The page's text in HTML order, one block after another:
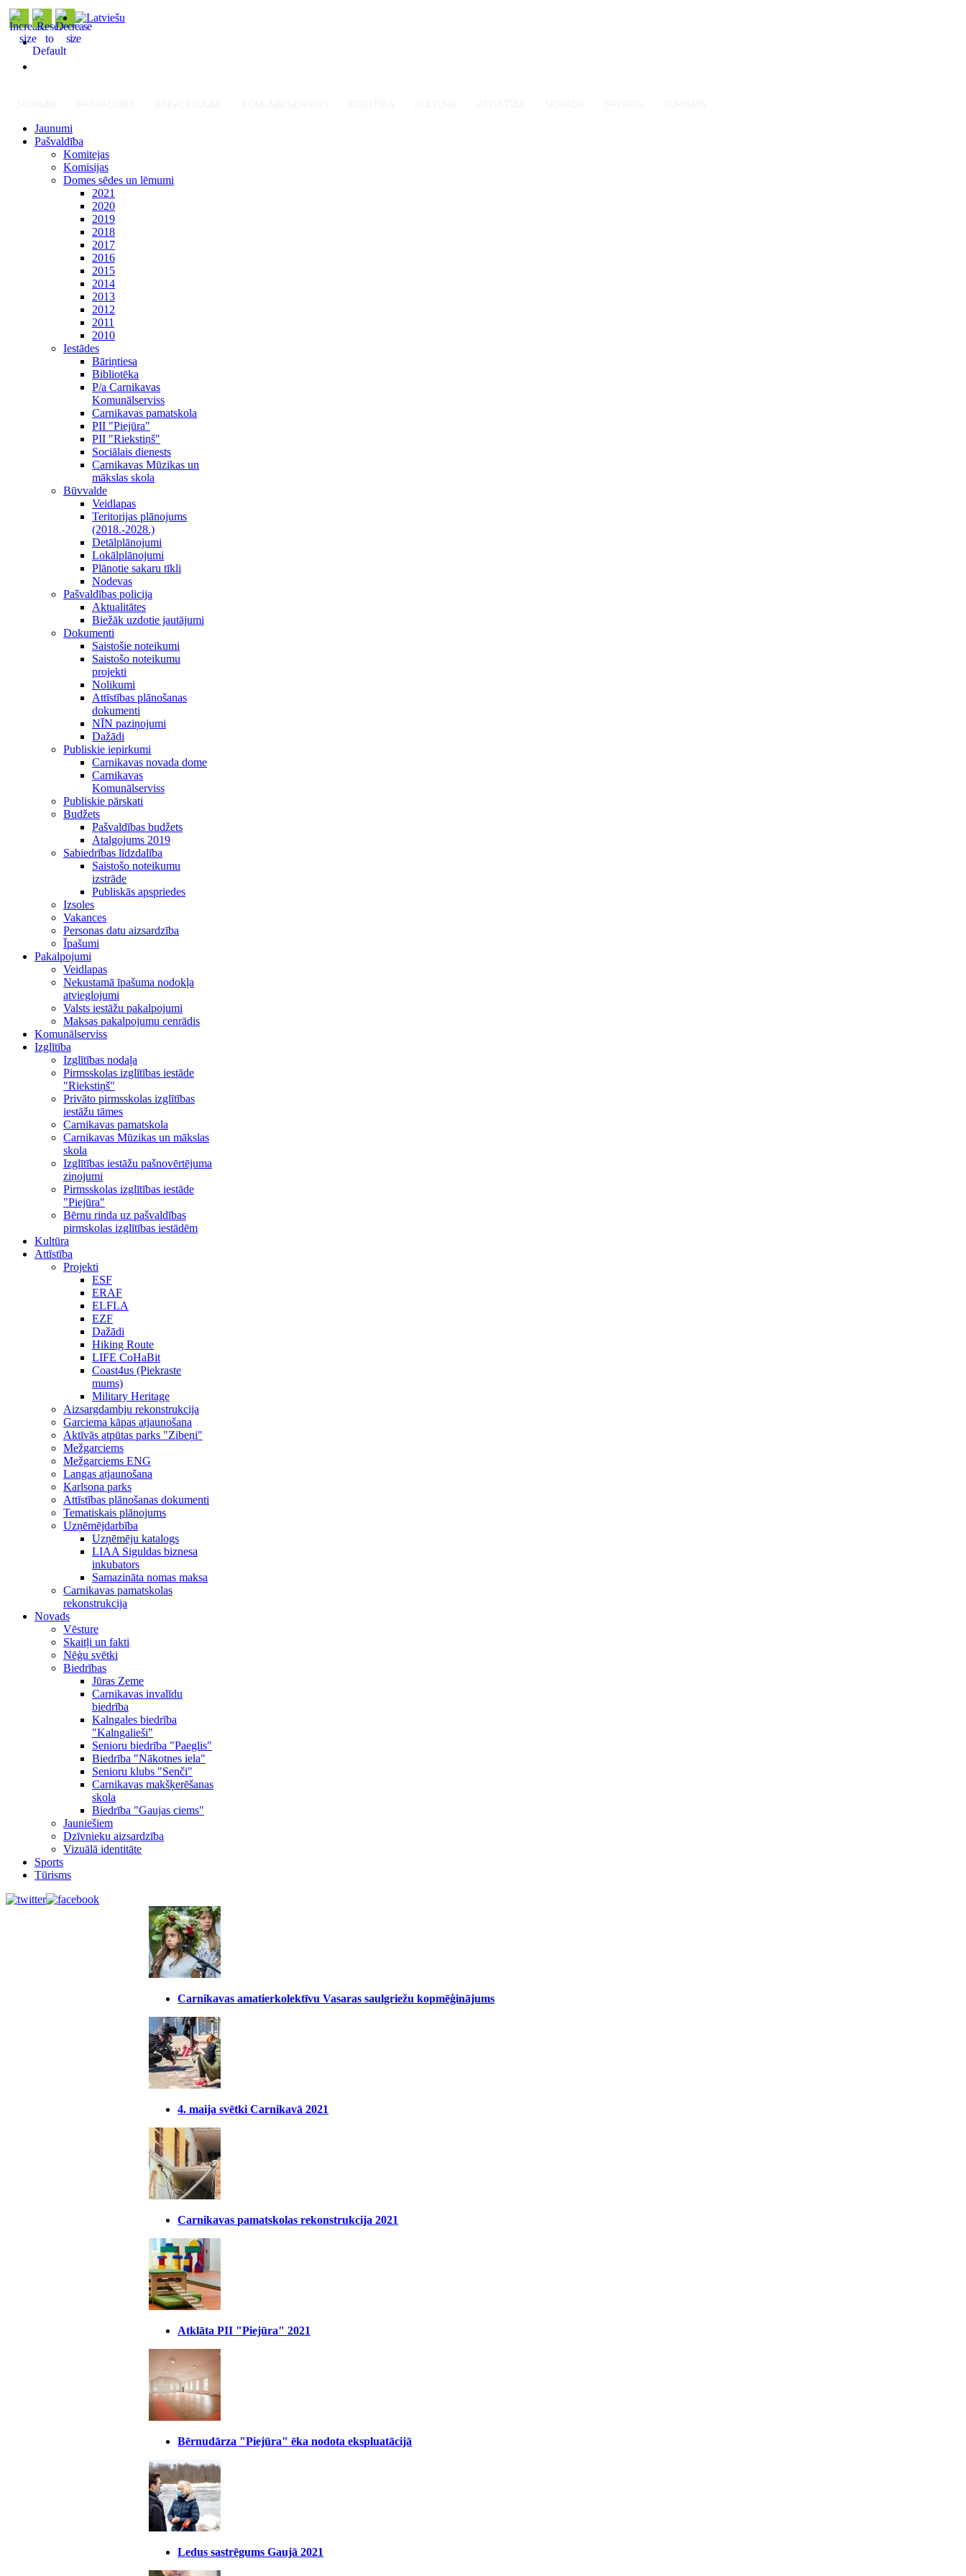
Jaunumi
Pašvaldība
Komitejas
Komisijas
Domes sēdes un lēmumi
2021
2020
2019
2018
2017
2016
2015
2014
2013
2012
2011
2010
Iestādes
Bāriņtiesa
Bibliotēka
P/a Carnikavas
Komunālserviss
Carnikavas pamatskola
PII "Piejūra"
PII "Riekstiņš"
Sociālais dienests
Carnikavas Mūzikas un
mākslas skola
Būvvalde
Veidlapas
Teritorijas plānojums
(2018.-2028.)
Detālplānojumi
Lokālplānojumi
Plānotie sakaru tīkli
Nodevas
Pašvaldības policija
Aktualitātes
Biežāk uzdotie jautājumi
Dokumenti
Saistošie noteikumi
Saistošo noteikumu
projekti
Nolikumi
Attīstības plānošanas
dokumenti
NĪN paziņojumi
Dažādi
Publiskie iepirkumi
Carnikavas novada dome
Carnikavas
Komunālserviss
Publiskie pārskati
Budžets
Pašvaldības budžets
Atalgojums 2019
Sabiedrības līdzdalība
Saistošo noteikumu
izstrāde
Publiskās apspriedes
Izsoles
Vakances
Personas datu aizsardzība
Īpašumi
Pakalpojumi
Veidlapas
Nekustamā īpašuma nodokļa
atvieglojumi
Valsts iestāžu pakalpojumi
Maksas pakalpojumu cenrādis
Komunālserviss
Izglītība
Izglītības nodaļa
Pirmsskolas izglītības iestāde
"Riekstiņš"
Privāto pirmsskolas izglītības
iestāžu tāmes
Carnikavas pamatskola
Carnikavas Mūzikas un mākslas
skola
Izglītības iestāžu pašnovērtējuma
ziņojumi
Pirmsskolas izglītības iestāde
"Piejūra"
Bērnu rinda uz pašvaldības
pirmskolas izglītības iestādēm
Kultūra
Attīstība
Projekti
ESF
ERAF
ELFLA
EZF
Dažādi
Hiking Route
LIFE CoHaBit
Coast4us (Piekraste
mums)
Military Heritage
Aizsargdambju rekonstrukcija
Garciema kāpas atjaunošana
Aktīvās atpūtas parks "Zibeņi"
Mežgarciems
Mežgarciems ENG
Langas atjaunošana
Karlsona parks
Attīstības plānošanas dokumenti
Tematiskais plānojums
Uzņēmējdarbība
Uzņēmēju katalogs
LIAA Siguldas biznesa
inkubators
Samazināta nomas maksa
Carnikavas pamatskolas
rekonstrukcija
Novads
Vēsture
Skaitļi un fakti
Nēģu svētki
Biedrības
Jūras Zeme
Carnikavas invalīdu
biedrība
Kalngales biedrība
"Kalngalieši"
Senioru biedrība "Paeglis"
Biedrība "Nākotnes iela"
Senioru klubs "Senči"
Carnikavas makšķerēšanas
skola
Biedrība "Gaujas ciems"
Jauniešiem
Dzīvnieku aizsardzība
Vizuālā identitāte
Sports
Tūrisms
Carnikavas amatierkolektīvu Vasaras saulgriežu kopmēģinājums
4. maija svētki Carnikavā 2021
Carnikavas pamatskolas rekonstrukcija 2021
Atklāta PII "Piejūra" 2021
Bērnudārza "Piejūra" ēka nodota ekspluatācijā
Ledus sastrēgums Gaujā 2021